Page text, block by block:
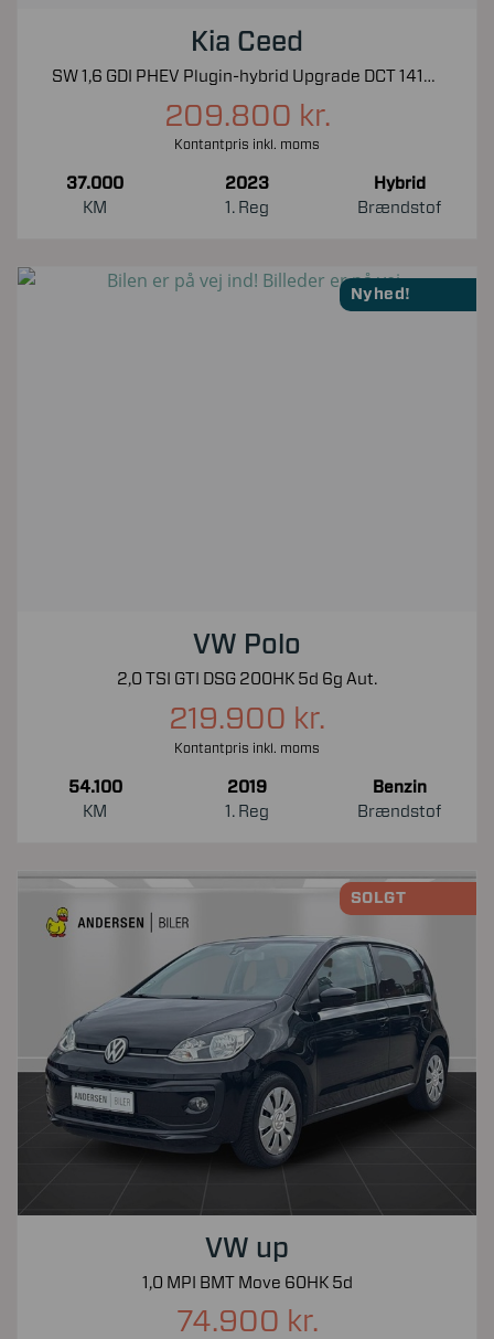
Kia Ceed
SW 1,6 GDI PHEV Plugin-hybrid Upgrade DCT 141HK Stc 6g Aut.
209.800 kr.
Kontantpris inkl. moms
37.000
KM
2023
1. Reg
Hybrid
Brændstof
Nyhed!
VW Polo
2,0 TSI GTI DSG 200HK 5d 6g Aut.
219.900 kr.
Kontantpris inkl. moms
54.100
KM
2019
1. Reg
Benzin
Brændstof
SOLGT
VW up
1,0 MPI BMT Move 60HK 5d
74.900 kr.